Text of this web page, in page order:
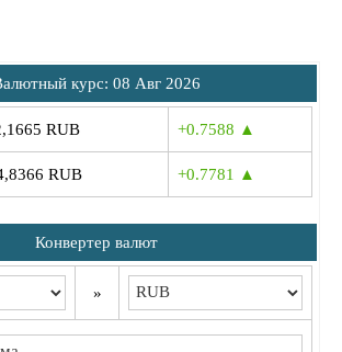
курс: 08 Авг 2026
RUB +0.7588 ▲
RUB +0.7781 ▲
Конвертер валют
»